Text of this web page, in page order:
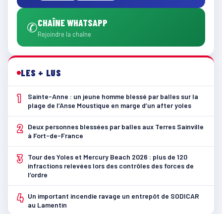
✆CHAÎNE WHATSAPP
Rejoindre la chaîne
LES + LUS
1
Sainte-Anne : un jeune homme blessé par balles sur la
plage de l’Anse Moustique en marge d’un after yoles
2
Deux personnes blessées par balles aux Terres Sainville
à Fort-de-France
3
Tour des Yoles et Mercury Beach 2026 : plus de 120
infractions relevées lors des contrôles des forces de
l’ordre
4 Un important incendie ravage un entrepôt de SODICAR
au Lamentin